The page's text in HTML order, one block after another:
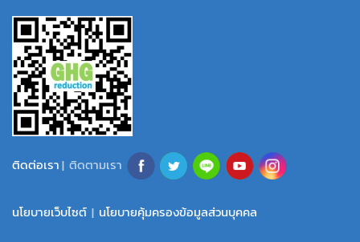
ติดต่อเรา| ติดตามเรา
นโยบายเว็บไซต์ | นโยบายคุ้มครองข้อมูลส่วนบุคคล